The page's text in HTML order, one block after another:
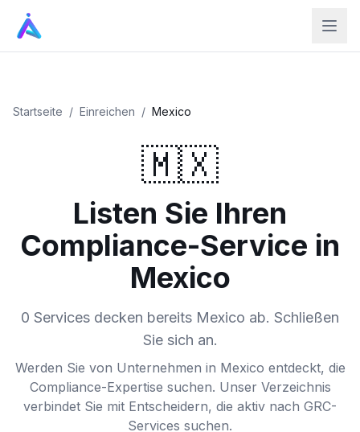
Startseite / Einreichen / Mexico
🇲🇽
Listen Sie Ihren
Compliance-Service in
Mexico
0 Services decken bereits Mexico ab. Schließen
Sie sich an.
Werden Sie von Unternehmen in Mexico entdeckt, die
Compliance-Expertise suchen. Unser Verzeichnis
verbindet Sie mit Entscheidern, die aktiv nach GRC-
Services suchen.